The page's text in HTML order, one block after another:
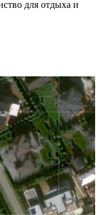
для отдыха и